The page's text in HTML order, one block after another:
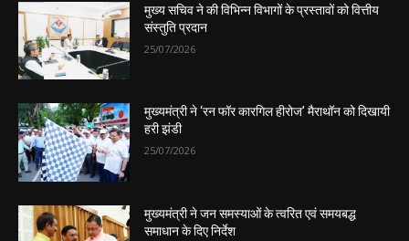
मुख्य सचिव ने की विभिन्न विभागों के प्रस्तावों को वित्तीय
संस्तुति प्रदान
25/07/2026
मुख्यमंत्री ने ‘रन फॉर कारगिल हीरोज’ मैराथॉन को दिखायी
हरी झंडी
25/07/2026
मुख्यमंत्री ने जन समस्याओं के त्वरित एवं समयबद्ध
समाधान के दिए निर्देश